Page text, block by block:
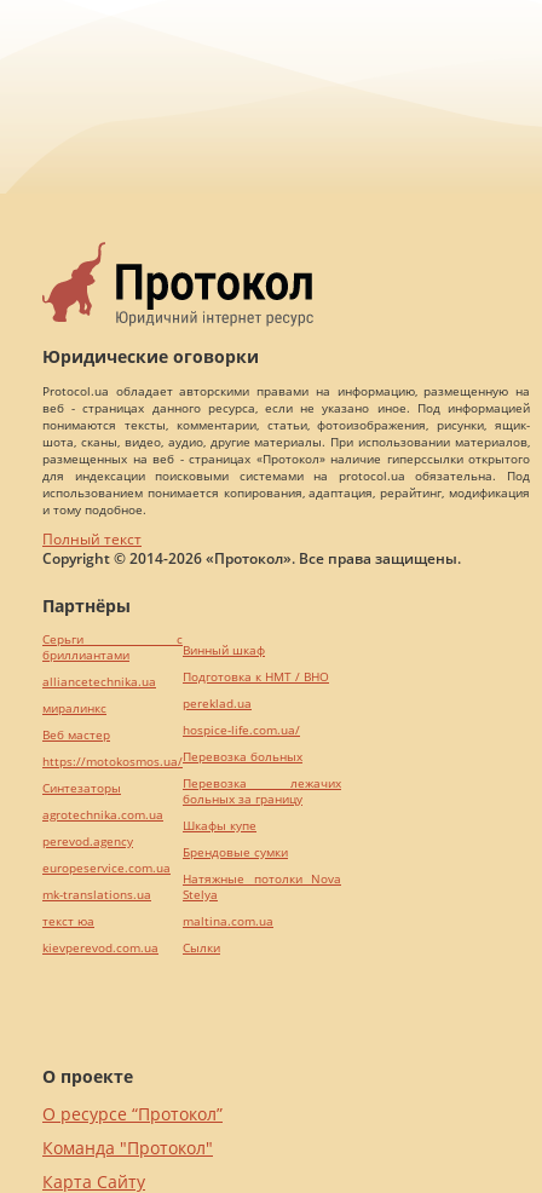
Юридические оговорки
Protocol.ua обладает авторскими правами на информацию, размещенную на
веб - страницах данного ресурса, если не указано иное. Под информацией
понимаются тексты, комментарии, статьи, фотоизображения, рисунки, ящик-
шота, сканы, видео, аудио, другие материалы. При использовании материалов,
размещенных на веб - страницах «Протокол» наличие гиперссылки открытого
для индексации поисковыми системами на protocol.ua обязательна. Под
использованием понимается копирования, адаптация, рерайтинг, модификация
и тому подобное.
Полный текст
Copyright © 2014-2026 «Протокол». Все права защищены.
О проекте
О ресурсе “Протокол”
Команда "Протокол"
Карта Сайту
Партнёры
Серьги с
бриллиантами
alliancetechnika.ua
миралинкс
Веб мастер
https://motokosmos.ua/
Синтезаторы
agrotechnika.com.ua
perevod.agency
europeservice.com.ua
mk-translations.ua
текст юа
kievperevod.com.ua
Винный шкаф
Подготовка к НМТ / ВНО
pereklad.ua
hospice-life.com.ua/
Перевозка больных
Перевозка лежачих
больных за границу
Шкафы купе
Брендовые сумки
Натяжные потолки Nova
Stelya
maltina.com.ua
Cылки